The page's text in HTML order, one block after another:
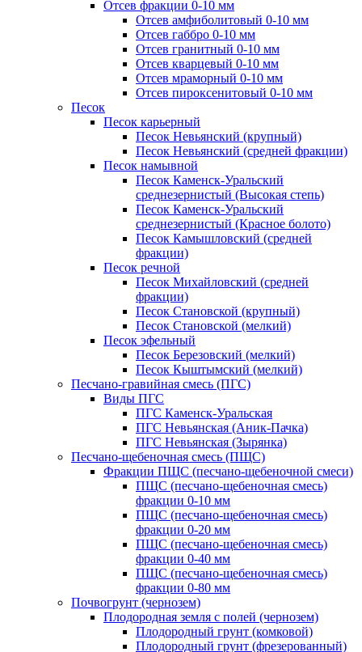
Отсев фракции 0-10 мм
Отсев амфиболитовый 0-10 мм
Отсев габбро 0-10 мм
Отсев гранитный 0-10 мм
Отсев кварцевый 0-10 мм
Отсев мраморный 0-10 мм
Отсев пироксенитовый 0-10 мм
Песок
Песок карьерный
Песок Невьянский (крупный)
Песок Невьянский (средней фракции)
Песок намывной
Песок Каменск-Уральский
среднезернистый (Высокая степь)
Песок Каменск-Уральский
среднезернистый (Красное болото)
Песок Камышловский (средней
фракции)
Песок речной
Песок Михайловский (средней
фракции)
Песок Становской (крупный)
Песок Становской (мелкий)
Песок эфельный
Песок Березовский (мелкий)
Песок Кыштымский (мелкий)
Песчано-гравийная смесь (ПГС)
Виды ПГС
ПГС Каменск-Уральская
ПГС Невьянская (Аник-Пачка)
ПГС Невьянская (Зырянка)
Песчано-щебеночная смесь (ПЩС)
Фракции ПЩС (песчано-щебеночной смеси)
ПЩС (песчано-щебеночная смесь)
фракции 0-10 мм
ПЩС (песчано-щебеночная смесь)
фракции 0-20 мм
ПЩС (песчано-щебеночная смесь)
фракции 0-40 мм
ПЩС (песчано-щебеночная смесь)
фракции 0-80 мм
Почвогрунт (чернозем)
Плодородная земля с полей (чернозем)
Плодородный грунт (комковой)
Плодородный грунт (фрезерованный)